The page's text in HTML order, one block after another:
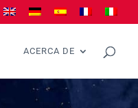
ACERCA DE